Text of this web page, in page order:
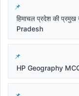
हिमाचल प्रदेश की
Pradesh
HP Geography